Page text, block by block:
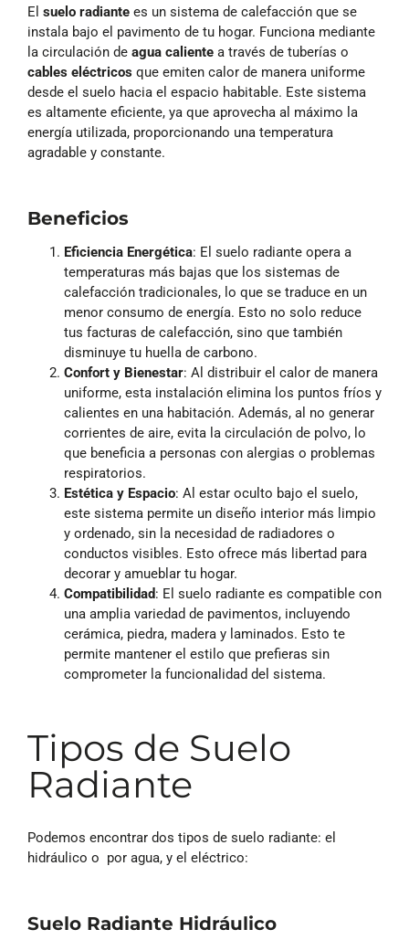
El suelo radiante es un sistema de calefacción que se
instala bajo el pavimento de tu hogar. Funciona mediante
la circulación de agua caliente a través de tuberías o
cables eléctricos que emiten calor de manera uniforme
desde el suelo hacia el espacio habitable. Este sistema
es altamente eficiente, ya que aprovecha al máximo la
energía utilizada, proporcionando una temperatura
agradable y constante.
Beneficios
Eficiencia Energética: El suelo radiante opera a
temperaturas más bajas que los sistemas de
calefacción tradicionales, lo que se traduce en un
menor consumo de energía. Esto no solo reduce
tus facturas de calefacción, sino que también
disminuye tu huella de carbono.
Confort y Bienestar: Al distribuir el calor de manera
uniforme, esta instalación elimina los puntos fríos y
calientes en una habitación. Además, al no generar
corrientes de aire, evita la circulación de polvo, lo
que beneficia a personas con alergias o problemas
respiratorios.
Estética y Espacio: Al estar oculto bajo el suelo,
este sistema permite un diseño interior más limpio
y ordenado, sin la necesidad de radiadores o
conductos visibles. Esto ofrece más libertad para
decorar y amueblar tu hogar.
Compatibilidad: El suelo radiante es compatible con
una amplia variedad de pavimentos, incluyendo
cerámica, piedra, madera y laminados. Esto te
permite mantener el estilo que prefieras sin
comprometer la funcionalidad del sistema.
Tipos de Suelo
Radiante
Podemos encontrar dos tipos de suelo radiante: el
hidráulico o por agua, y el eléctrico:
Suelo Radiante Hidráulico